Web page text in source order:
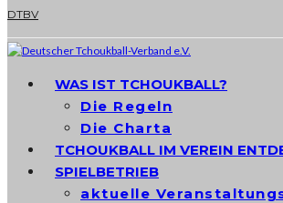
DTBV
WAS IST TCHOUKBALL?
Die Regeln
Die Charta
TCHOUKBALL IM VEREIN
SPIELBETRIEB
aktuelle